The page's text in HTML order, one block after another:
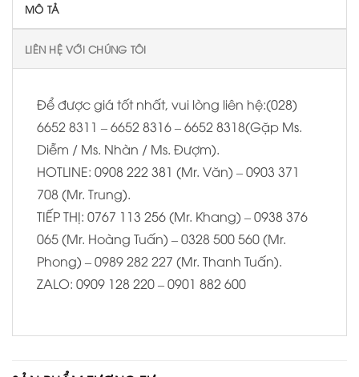
MÔ TẢ
LIÊN HỆ VỚI CHÚNG TÔI
Để được giá tốt nhất, vui lòng liên hệ:(028)
6652 8311 – 6652 8316 – 6652 8318(Gặp Ms.
Diễm / Ms. Nhàn / Ms. Đượm).
HOTLINE: 0908 222 381 (Mr. Văn) – 0903 371
708 (Mr. Trung).
TIẾP THỊ: 0767 113 256 (Mr. Khang) – 0938 376
065 (Mr. Hoàng Tuấn) – 0328 500 560 (Mr.
Phong) – 0989 282 227 (Mr. Thanh Tuấn).
ZALO: 0909 128 220 – 0901 882 600